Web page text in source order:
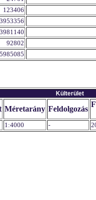
123406
3953356
3981140
92802
Külterület
Méretarány Feldolgozás
1:4000 -